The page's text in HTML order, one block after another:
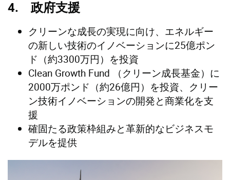
4. 政府支援
クリーンな成長の実現に向け、エネルギー
の新しい技術のイノベーションに25億ポン
ド（約3300万円）を投資
Clean Growth Fund （クリーン成長基金）に
2000万ポンド（約26億円）を投資、クリー
ン技術イノベーションの開発と商業化を支
援
確固たる政策枠組みと革新的なビジネスモ
デルを提供